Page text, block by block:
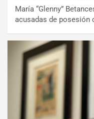
María “Glenny”
acusadas de posesión